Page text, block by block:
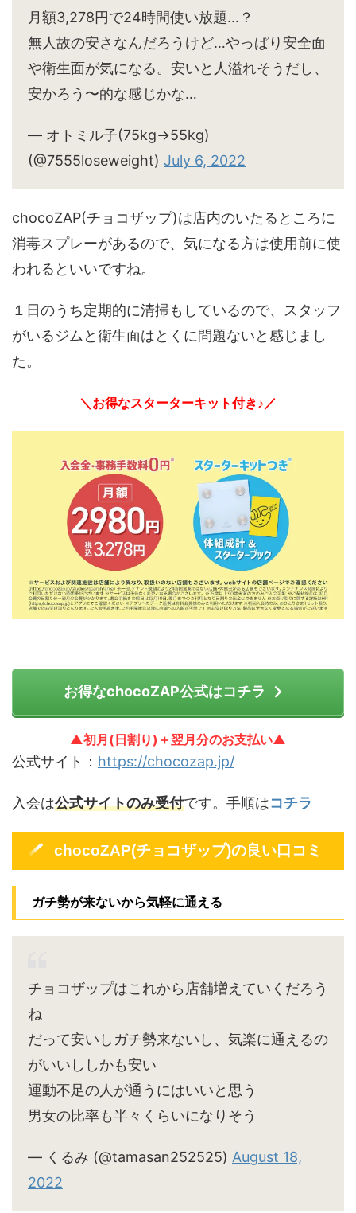
月額3,278円で24時間使い放題…？
無人故の安さなんだろうけど…やっぱり安全面
や衛生面が気になる。安いと人溢れそうだし、
安かろう〜的な感じかな…
— オトミル子(75kg→55kg)
(@7555loseweight) July 6, 2022
chocoZAP(チョコザップ)は店内のいたるところに
消毒スプレーがあるので、気になる方は使用前に使
われるといいですね。
１日のうち定期的に清掃もしているので、スタッフ
がいるジムと衛生面はとくに問題ないと感じまし
た。
＼お得なスターターキット付き♪／
お得なchocoZAP公式はコチラ
▲初月(日割り)＋翌月分のお支払い▲
公式サイト： https://chocozap.jp/
入会は公式サイトのみ受付です。手順はコチラ
chocoZAP(チョコザップ)の良い口コミ
ガチ勢が来ないから気軽に通える
チョコザップはこれから店舗増えていくだろう
ね
だって安いしガチ勢来ないし、気楽に通えるの
がいいししかも安い
運動不足の人が通うにはいいと思う
男女の比率も半々くらいになりそう
— くるみ (@tamasan252525) August 18,
2022